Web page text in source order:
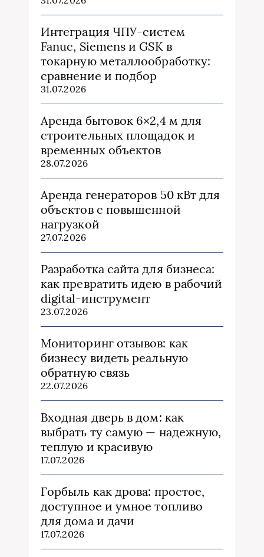
Интеграция ЧПУ-систем
Fanuc, Siemens и GSK в
токарную металлообработку:
сравнение и подбор
31.07.2026
Аренда бытовок 6×2,4 м для
строительных площадок и
временных объектов
28.07.2026
Аренда генераторов 50 кВт для
объектов с повышенной
нагрузкой
27.07.2026
Разработка сайта для бизнеса:
как превратить идею в рабочий
digital-инструмент
23.07.2026
Мониторинг отзывов: как
бизнесу видеть реальную
обратную связь
22.07.2026
Входная дверь в дом: как
выбрать ту самую — надежную,
теплую и красивую
17.07.2026
Горбыль как дрова: простое,
доступное и умное топливо
для дома и дачи
17.07.2026